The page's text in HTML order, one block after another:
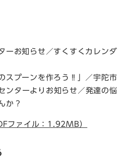
ーお知らせ／すくすくカレンダ
スプーンを作ろう‼」／宇陀市
ンターよりお知らせ／発達の悩
か？
ファイル：1.92MB）